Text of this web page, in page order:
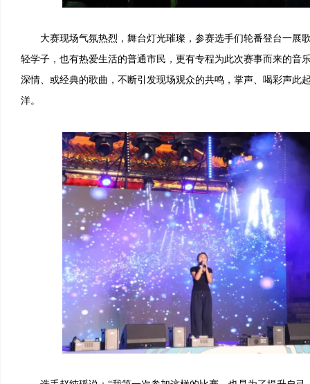
大赛现场气氛热烈，舞台灯光璀璨，参赛选手们轮番登台一展
轻学子，也有热爱生活的普通市民，更有专程为此次赛事而来的音
深情、或经典的歌曲，不断引发现场观众的共鸣，掌声、喝彩声此
洋。